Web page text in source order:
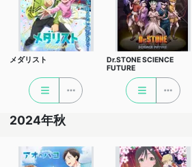
メダリスト
Dr.STONE SCIENCE
FUTURE
2024年秋